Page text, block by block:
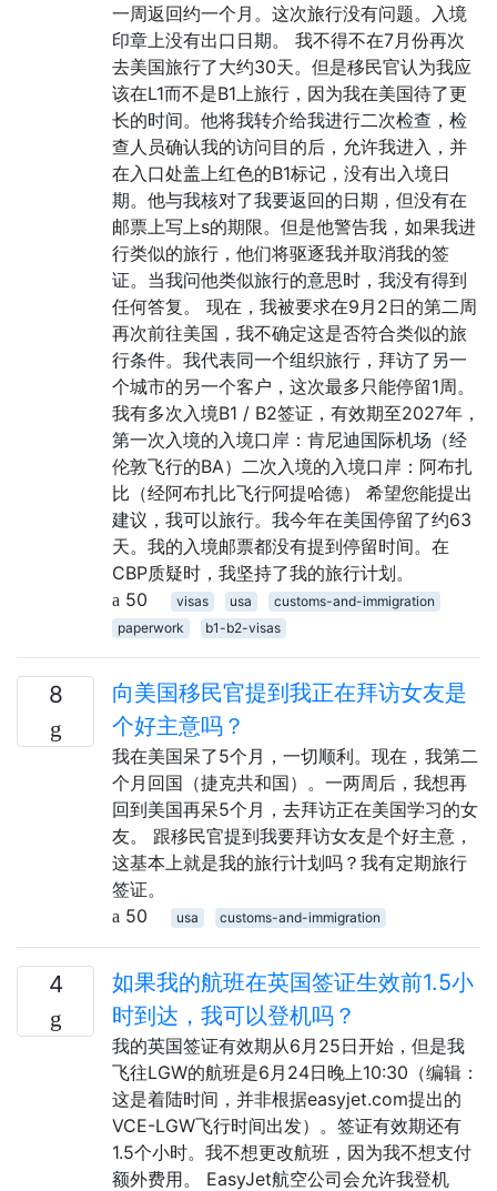
一周返回约一个月。这次旅行没有问题。入境
印章上没有出口日期。 我不得不在7月份再次
去美国旅行了大约30天。但是移民官认为我应
该在L1而不是B1上旅行，因为我在美国待了更
长的时间。他将我转介给我进行二次检查，检
查人员确认我的访问目的后，允许我进入，并
在入口处盖上红色的B1标记，没有出入境日
期。他与我核对了我要返回的日期，但没有在
邮票上写上s的期限。但是他警告我，如果我进
行类似的旅行，他们将驱逐我并取消我的签
证。当我问他类似旅行的意思时，我没有得到
任何答复。 现在，我被要求在9月2日的第二周
再次前往美国，我不确定这是否符合类似的旅
行条件。我代表同一个组织旅行，拜访了另一
个城市的另一个客户，这次最多只能停留1周。
我有多次入境B1 / B2签证，有效期至2027年，
第一次入境的入境口岸：肯尼迪国际机场（经
伦敦飞行的BA）二次入境的入境口岸：阿布扎
比（经阿布扎比飞行阿提哈德） 希望您能提出
建议，我可以旅行。我今年在美国停留了约63
天。我的入境邮票都没有提到停留时间。在
CBP质疑时，我坚持了我的旅行计划。
50
visas usa
customs-and-immigration
paperwork
b1-b2-visas
8
向美国移民官提到我正在拜访女友是
个好主意吗？
我在美国呆了5个月，一切顺利。现在，我第二
个月回国（捷克共和国）。一两周后，我想再
回到美国再呆5个月，去拜访正在美国学习的女
友。 跟移民官提到我要拜访女友是个好主意，
这基本上就是我的旅行计划吗？我有定期旅行
签证。
50
usa customs-and-immigration
4
如果我的航班在英国签证生效前1.5小
时到达，我可以登机吗？
我的英国签证有效期从6月25日开始，但是我
飞往LGW的航班是6月24日晚上10:30（编辑：
这是着陆时间，并非根据easyjet.com提出的
VCE-LGW飞行时间出发）。签证有效期还有
1.5个小时。我不想更改航班，因为我不想支付
额外费用。 EasyJet航空公司会允许我登机